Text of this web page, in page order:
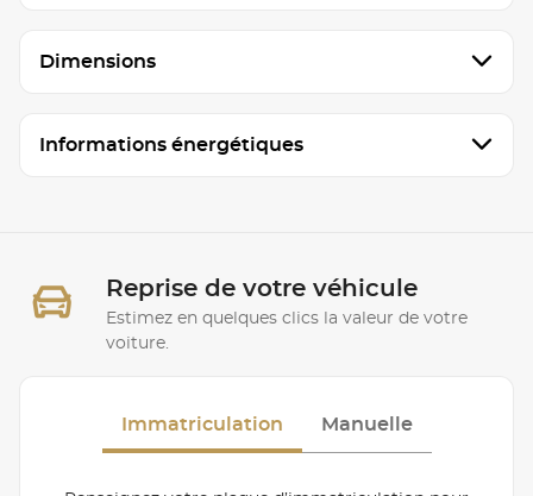
Dimensions
Informations énergétiques
Reprise de votre véhicule
Estimez en quelques clics la valeur de votre
voiture.
Immatriculation Manuelle